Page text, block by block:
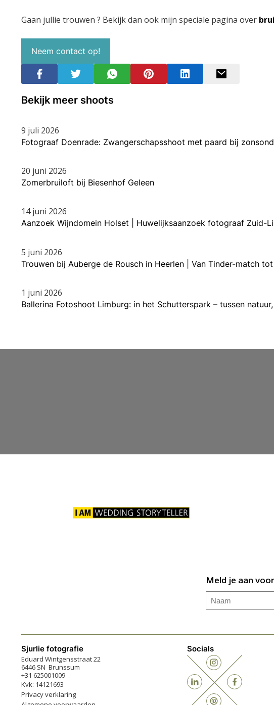
Gaan jullie trouwen ? Bekijk dan ook mijn speciale pagina over
Neem contact op!
Bekijk meer shoots
9 juli 2026
Fotograaf Doenrade: Zwangerschapsshoot met paard bij
20 juni 2026
Zomerbruiloft bij Biesenhof Geleen
14 juni 2026
Aanzoek Wijndomein Holset | Huwelijksaanzoek fotograaf Zuid-
5 juni 2026
Trouwen bij Auberge de Rousch in Heerlen | Van Tinder-match
1 juni 2026
Ballerina Fotoshoot Limburg: in het Schutterspark – tussen
Meld je aan
Naam
Sjurlie fotografie
Eduard Wintgensstraat 22
6446 SN Brunssum
+31 625001009
Kvk: 14121693
Privacy verklaring
Socials